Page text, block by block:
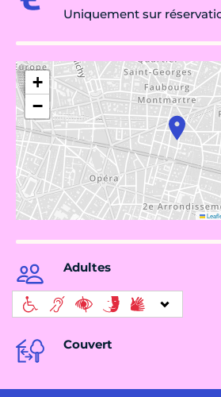
Uniquement sur
+
−
Adultes
Couvert